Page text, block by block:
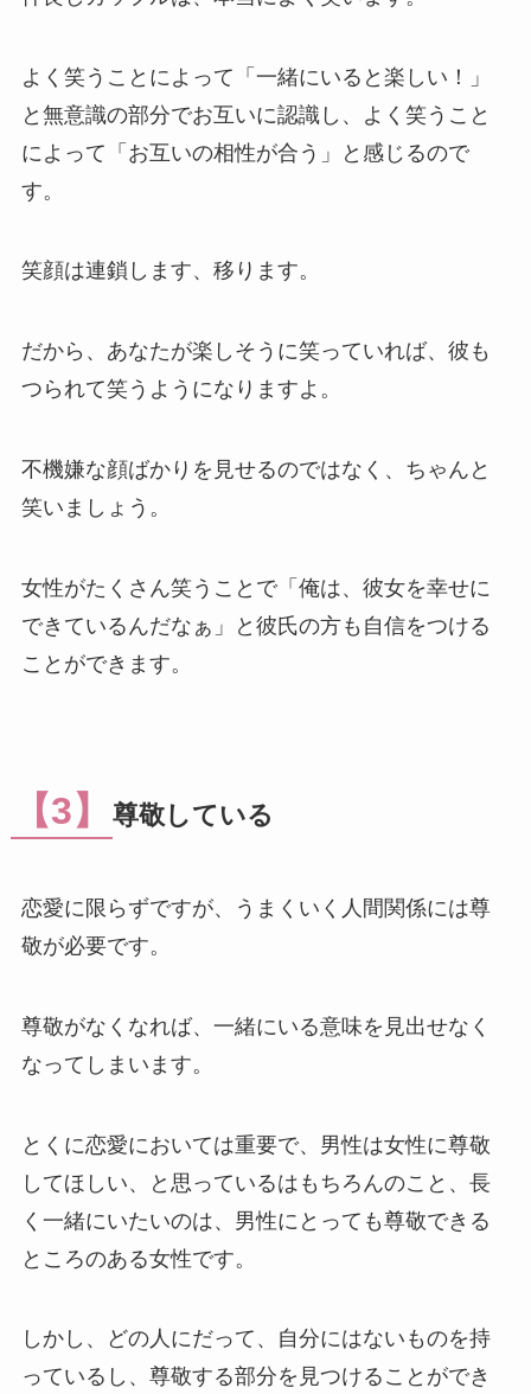
よく笑うことによって「一緒にいると楽しい！」
と無意識の部分でお互いに認識し、よく笑うこと
によって「お互いの相性が合う」と感じるので
す。
笑顔は連鎖します、移ります。
だから、あなたが楽しそうに笑っていれば、彼も
つられて笑うようになりますよ。
不機嫌な顔ばかりを見せるのではなく、ちゃんと
笑いましょう。
女性がたくさん笑うことで「俺は、彼女を幸せに
できているんだなぁ」と彼氏の方も自信をつける
ことができます。
【3】 尊敬している
恋愛に限らずですが、うまくいく人間関係には尊
敬が必要です。
尊敬がなくなれば、一緒にいる意味を見出せなく
なってしまいます。
とくに恋愛においては重要で、男性は女性に尊敬
してほしい、と思っているはもちろんのこと、長
く一緒にいたいのは、男性にとっても尊敬できる
ところのある女性です。
しかし、どの人にだって、自分にはないものを持
っているし、尊敬する部分を見つけることができ